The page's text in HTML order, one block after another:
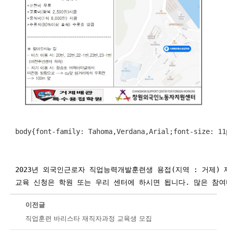
body{font-family: Tahoma,Verdana,Arial;font-size:
2023년 외국인근로자 직업능력개발훈련생 용접(지역 : 거제)
교육 신청은 학원 또는 우리 센터에 하시면 됩니다. 많은 참
이전글
직업훈련 바리스타 재직자과정 교육생 모집